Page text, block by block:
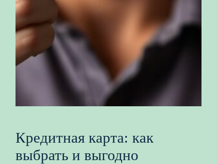
Кредитная карта: как
выбрать и выгодно